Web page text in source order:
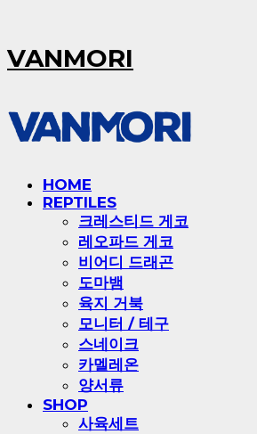
VANMORI
HOME
REPTILES
크레스티드 게코
레오파드 게코
비어디 드래곤
도마뱀
육지 거북
모니터 / 테구
스네이크
카멜레온
양서류
SHOP
사육세트